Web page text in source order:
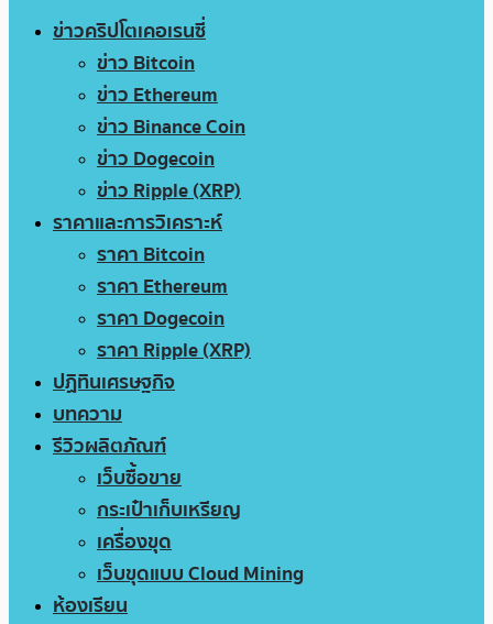
ข่าวคริปโตเคอเรนซี่
ข่าว Bitcoin
ข่าว Ethereum
ข่าว Binance Coin
ข่าว Dogecoin
ข่าว Ripple (XRP)
ราคาและการวิเคราะห์
ราคา Bitcoin
ราคา Ethereum
ราคา Dogecoin
ราคา Ripple (XRP)
ปฏิทินเศรษฐกิจ
บทความ
รีวิวผลิตภัณฑ์
เว็บซื้อขาย
กระเป๋าเก็บเหรียญ
เครื่องขุด
เว็บขุดแบบ Cloud Mining
ห้องเรียน